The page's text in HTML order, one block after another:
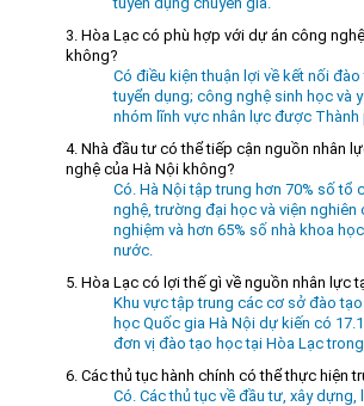
Cách mạng công nghiệp lần thứ 4
Cơ chế Một cửa
Nguồn nhân lực
Tiêu chí đầu tư
Lĩnh vực đầu tư
Quản lý và vận hành dự án đầu tư
Các thủ tục hành chính
Doanh nghiệp
Đất đai
Đầu tư
Khu CNC Hòa Lạc
Lao động
Quy hoạch - Xây dựng
Ưu đãi đầu tư
Công nghệ và Sản phẩm
Thông báo
Thông báo chung
Tuyển dụng
Công khai ngân sách
Liên hệ - Liên kết
Liên kết
Liên hệ
3. Hòa Lạc có phù hợp với dự án công
không?
Có điều kiện thuận lợi về kết nối
tuyển dụng; công nghệ sinh học và
nhóm lĩnh vực nhân lực được
4. Nhà đầu tư có thể tiếp cận nguồn nhân
nghệ của Hà Nội không?
Có. Hà Nội tập trung hơn 70% số tổ
nghệ, trường đại học và viện nghiên
nghiệm và hơn 65% số nhà khoa
nước.
5. Hòa Lạc có lợi thế gì về nguồn nhân lực
Khu vực tập trung các cơ sở đào
học Quốc gia Hà Nội dự kiến có
đơn vị đào tạo học tại Hòa Lạc
6. Các thủ tục hành chính có thể thực hiện
Có. Các thủ tục về đầu tư, xây